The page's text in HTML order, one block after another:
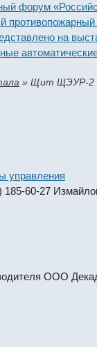
«Российская
на
»Щит ЩЭУР-2
управления
185-60-27
ООО